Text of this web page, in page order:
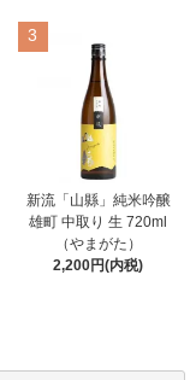
3
新流「山縣」純米吟醸
雄町 中取り 生 720ml
（やまがた）
2,200円(内税)